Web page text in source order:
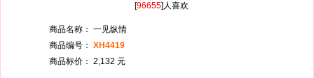
[96655]人喜欢
商品名称： 一见纵情
商品编号： XH4419
商品标价： 2,132 元